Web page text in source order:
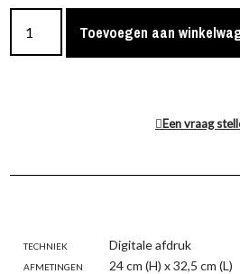
Toevoegen aan
Een vraag
Techniek
Digitale afdruk
Afmetingen
24 cm (H) x 32,5 cm (L)